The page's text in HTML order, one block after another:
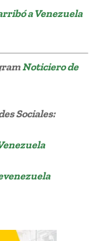
a Venezuela
Noticiero de
Sociales: